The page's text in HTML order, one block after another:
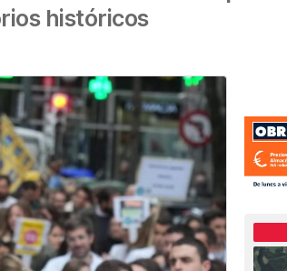
históricos